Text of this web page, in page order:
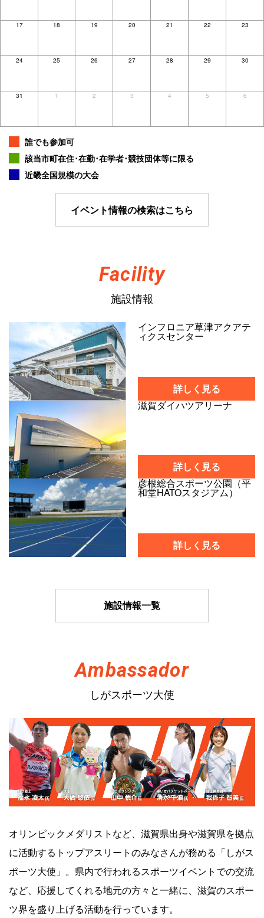
17 18 19 20 21 22 23
24 25 26 27 28 29 30
31 1 2 3 4 5 6
誰でも参加可
該当市町在住･在勤･在学者･競技団体等に限る
近畿全国規模の大会
イベント情報の検索はこちら
施設情報
インフロニア草津アクアテ
ィクスセンター
詳しく見る
滋賀ダイハツアリーナ
詳しく見る
彦根総合スポーツ公園（平
和堂HATOスタジアム）
詳しく見る
施設情報一覧
しがスポーツ大使
オリンピックメダリストなど、滋賀県出身や滋賀県を拠点
に活動するトップアスリートのみなさんが務める「しがス
ポーツ大使」。県内で行われるスポーツイベントでの交流
など、 応援してくれる地元の方々と一緒に、滋賀のスポー
ツ界を盛り上げる活動を行っています。